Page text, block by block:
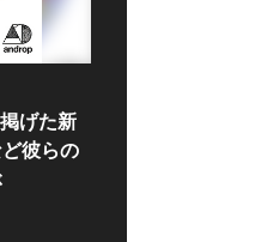
げた新
彼らの